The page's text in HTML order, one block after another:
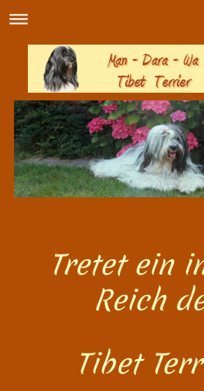
​Tretet ein
Reich
Tibet